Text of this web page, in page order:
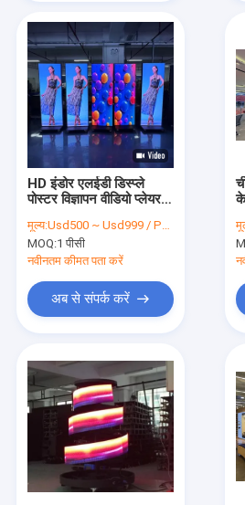
HD इंडोर एलईडी डिस्प्ले
पोस्टर विज्ञापन वीडियो प्लेयर
P2 P2.5 P3
मूल्य:Usd500 ~ Usd999 / PCS ( Price is negotiable )
MOQ:1 पीसी
नवीनतम कीमत पता करें
अब से संपर्क करें